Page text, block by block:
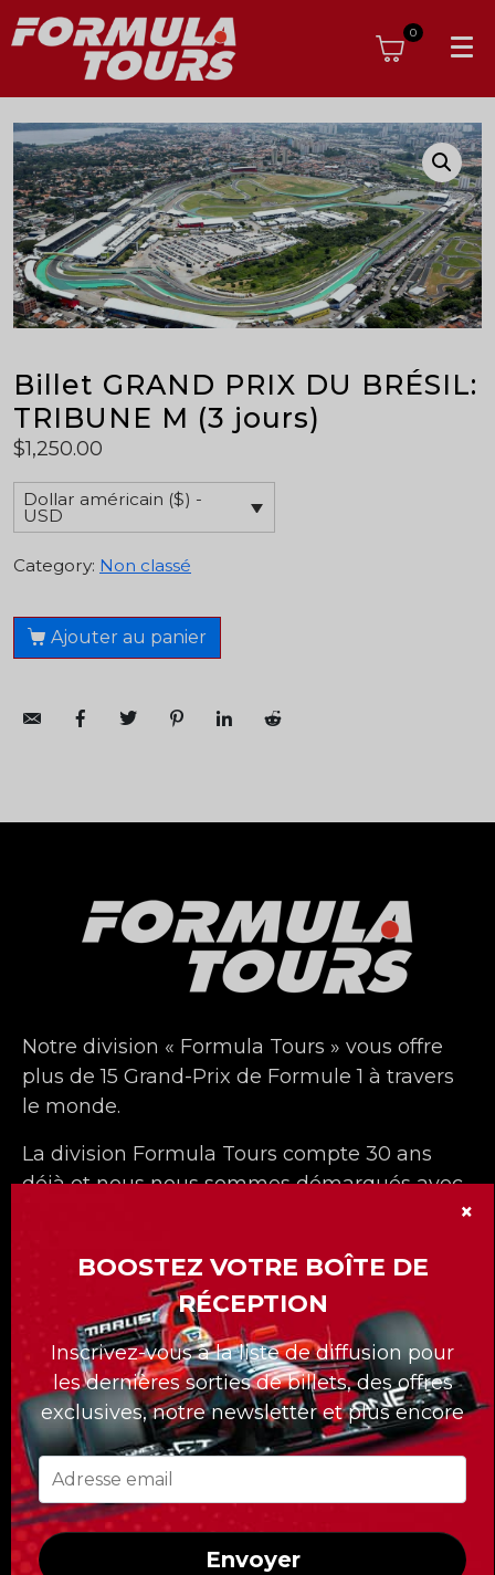
0
Billet GRAND PRIX DU BRÉSIL:
TRIBUNE M (3 jours)
$1,250.00
Dollar américain ($) -
USD
Category: Non classé
Ajouter au panier
Notre division « Formula Tours » vous offre
plus de 15 Grand-Prix de Formule 1 à travers
le monde.
La division Formula Tours compte 30 ans
déjà et nous nous sommes démarqués avec
Quelle que soit la course à laquelle vous
voulez assister, Formula Tours vous propose
les meilleurs billets disponibles, des hôtels
de première classe, des transferts privés au
circuit et un accès uniquement réservé aux
clients de Formula Tours !
INFORMATIONS DE CONTACT
×
BOOSTEZ VOTRE BOÎTE DE
RÉCEPTION
Inscrivez-vous à la liste de diffusion pour
les dernières sorties de billets, des offres
exclusives, notre newsletter et plus encore
Envoyer